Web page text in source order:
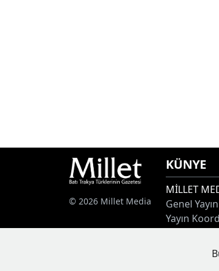
© 2026 Millet Media
KÜNYE
MİLLET
Genel
Yayın
+30